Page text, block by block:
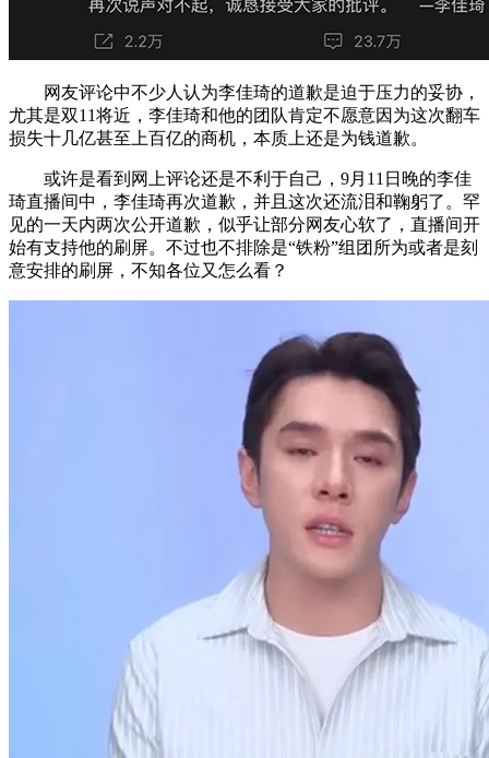
网友评论中不少人认为李佳琦的道歉是迫于压力的妥协，
尤其是双11将近，李佳琦和他的团队肯定不愿意因为这次翻车
损失十几亿甚至上百亿的商机，本质上还是为钱道歉。
或许是看到网上评论还是不利于自己，9月11日晚的李佳
琦直播间中，李佳琦再次道歉，并且这次还流泪和鞠躬了。罕
见的一天内两次公开道歉，似乎让部分网友心软了，直播间开
始有支持他的刷屏。不过也不排除是“铁粉”组团所为或者是刻
意安排的刷屏，不知各位又怎么看？